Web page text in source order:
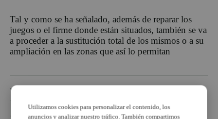
Tal y como se ha señalado, además de reparar los
juegos o el firme donde están situados, también se va
a proceder a la sustitución total de los mismos o a su
ampliación en las zonas que así lo permitan
TEMAS
Ayuntamiento de Burjassot Burjassot obras parques
Utilizamos cookies para personalizar el contenido, los
anuncios y analizar nuestro tráfico. También compartimos